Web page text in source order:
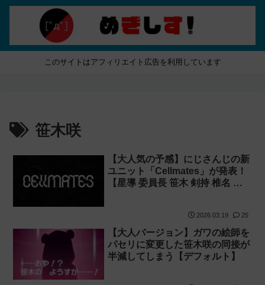
このサイトはアフィリエイト広告を利用しています
笹木咲
【大人気の予感】にじさんじの新
ユニット「Cellmates」が発表！
【星導 委員長 笹木 剣持 椎名 葛
2026.03.19 25
【大人バージョン】ガワの絵師を
パセリに変更した笹木咲の同接が
半減してしまう【デフォルト】